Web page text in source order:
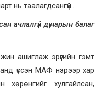
нь таалагдсангүй…
ачлалгүй дүү нарын балаг
ашиглаж эрүүгийн гэмт
үүссэн МАФ нэрээр хар
хулгайлсан,